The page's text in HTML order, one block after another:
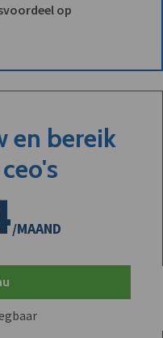
op
en bereik
/MAAND